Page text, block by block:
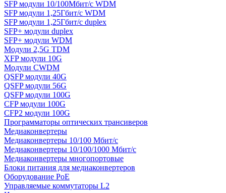
SFP модули 10/100Мбит/с WDM
SFP модули 1,25Гбит/с WDM
SFP модули 1,25Гбит/с duplex
SFP+ модули duplex
SFP+ модули WDM
Модули 2,5G TDM
XFP модули 10G
Модули CWDM
QSFP модули 40G
QSFP модули 56G
QSFP модули 100G
CFP модули 100G
CFP2 модули 100G
Программаторы оптических трансиверов
Медиаконвертеры
Медиаконвертеры 10/100 Мбит/с
Медиаконвертеры 10/100/1000 Мбит/c
Медиаконвертеры многопортовые
Блоки питания для медиаконвертеров
Оборудование PoE
Управляемые коммутаторы L2